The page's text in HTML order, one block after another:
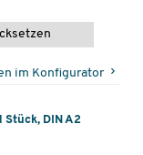
im Konfigurator
Stück, DIN A2